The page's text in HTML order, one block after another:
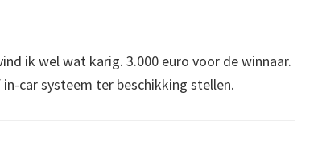
ik wel wat karig. 3.000 euro voor de winnaar.
car systeem ter beschikking stellen.